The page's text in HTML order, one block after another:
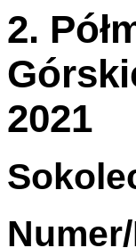
2.
2021